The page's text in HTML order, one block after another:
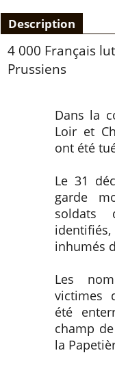
Description
4 000 Français
Prussiens
Dans la
Loir et
ont été
Le 31
garde
soldats
inhumés
Les
victimes
été
champ
la